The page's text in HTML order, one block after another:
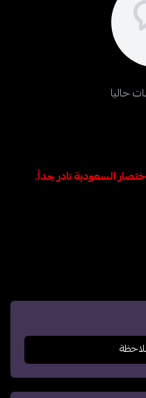
السعودية نادر جداً.
حاليا